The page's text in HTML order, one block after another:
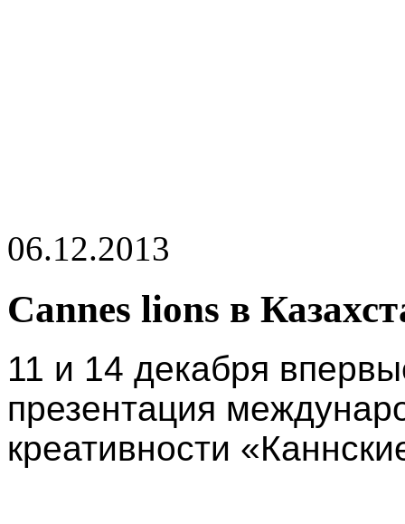
06.12.2013
Cannes lions в
11 и 14 декабря
презентация
креативности